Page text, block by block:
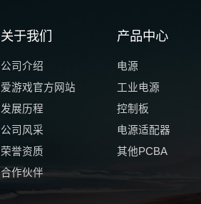
关于我们
公司介绍
爱游戏官方网站
发展历程
公司风采
荣誉资质
合作伙伴
产品中心
电源
工业电源
控制板
电源适配器
其他PCBA